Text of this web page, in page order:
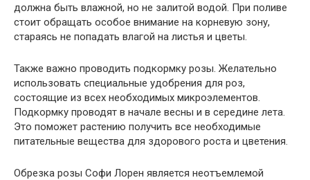
должна быть влажной, но не залитой водой. При поливе
стоит обращать особое внимание на корневую зону,
стараясь не попадать влагой на листья и цветы.
Также важно проводить подкормку розы. Желательно
использовать специальные удобрения для роз,
состоящие из всех необходимых микроэлементов.
Подкормку проводят в начале весны и в середине лета.
Это поможет растению получить все необходимые
питательные вещества для здорового роста и цветения.
Обрезка розы Софи Лорен является неотъемлемой